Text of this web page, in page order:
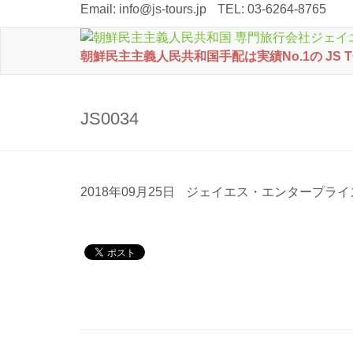
Email: info@js-tours.jp TEL: 03-6264-8765
朝鮮民主主義人民共和国手配は実績No.1の JS
JS0034
2018年09月25日 ジェイエス・エンタープライ